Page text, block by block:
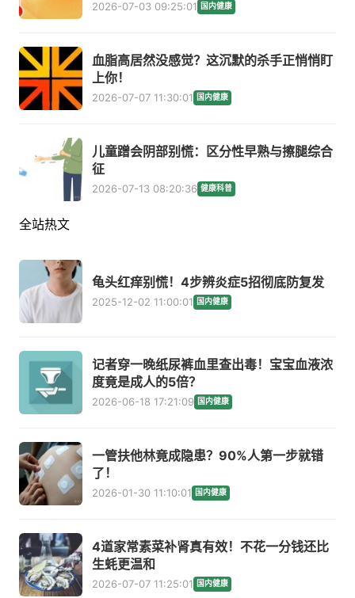
2026-07-03 09:25:01 国内健康
血脂高居然没感觉？这沉默的杀手正悄悄盯
上你！
2026-07-07 11:30:01 国内健康
儿童蹭会阴部别慌：区分性早熟与擦腿综合
征
2026-07-13 08:20:36 健康科普
全站热文
龟头红痒别慌！4步辨炎症5招彻底防复发
2025-12-02 11:00:01 国内健康
记者穿一晚纸尿裤血里查出毒！宝宝血液浓
度竟是成人的5倍？
2026-06-18 17:21:09 国内健康
一管扶他林竟成隐患？90%人第一步就错
了！
2026-01-30 11:10:01 国内健康
4道家常素菜补肾真有效！不花一分钱还比
生蚝更温和
2026-07-07 11:25:01 国内健康